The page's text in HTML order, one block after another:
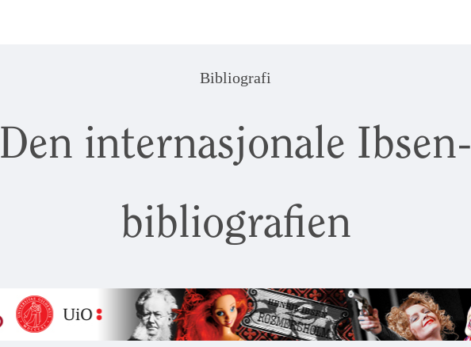
Bibliografi
Den internasjonale Ibsen-
bibliografien